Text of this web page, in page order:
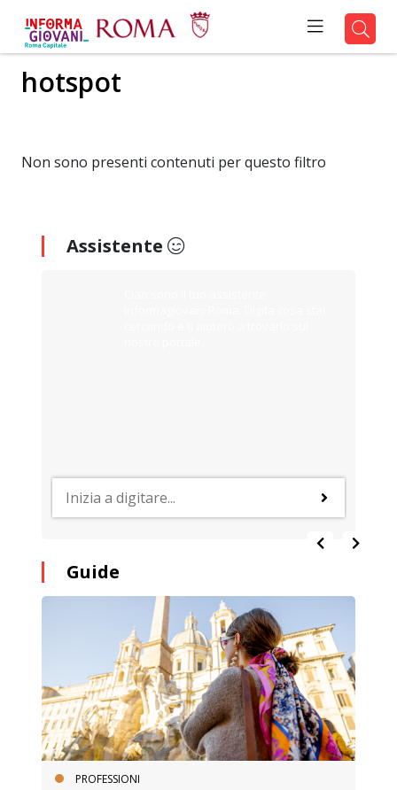
hotspot
Non sono presenti contenuti per questo filtro
Assistente
Guide
PROFESSIONI